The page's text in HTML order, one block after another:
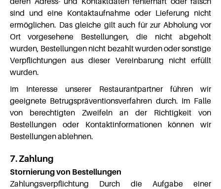
sind und eine Kontaktaufnahme oder Lieferung nicht
ermöglichen. Das gleiche gilt auch für zur Abholung vor
Ort vorgesehene Bestellungen, die nicht abgeholt
wurden, Bestellungen nicht bezahlt wurden oder sonstige
Verpflichtungen aus dieser Vereinbarung nicht erfüllt
wurden.
Im Interesse unserer Restaurantpartner führen wir
geeignete Betrugspräventionsverfahren durch. Im Falle
von berechtigten Zweifeln an der Richtigkeit von
Bestellungen oder Kontaktinformationen können wir
Bestellungen ablehnen.
7. Zahlung
Stornierung von Bestellungen
Zahlungsverpflichtung Durch die Aufgabe einer